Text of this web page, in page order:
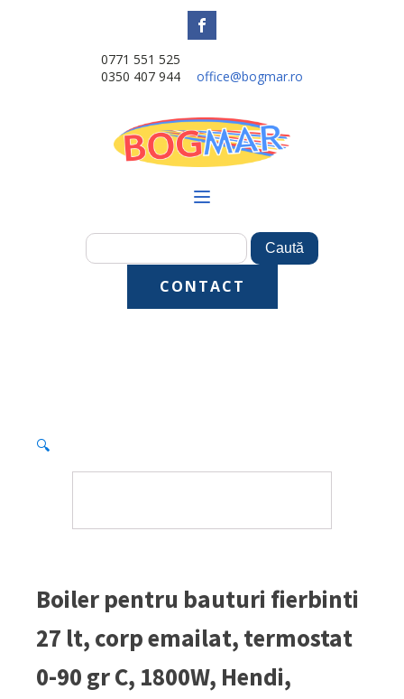
0771 551 525
0350 407 944
office@bogmar.ro
CONTACT
🔍
Boiler pentru bauturi fierbinti
27 lt, corp emailat, termostat
0-90 gr C, 1800W, Hendi,